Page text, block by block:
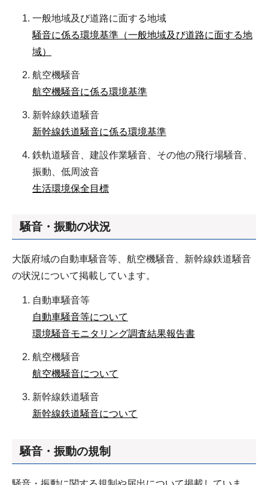
一般地域及び道路に面する地域
騒音に係る環境基準（一般地域及び道路に面する地
域）
航空機騒音
航空機騒音に係る環境基準
新幹線鉄道騒音
新幹線鉄道騒音に係る環境基準
鉄軌道騒音、建設作業騒音、その他の飛行場騒音、
振動、低周波音
生活環境保全目標
騒音・振動の状況
大阪府域の自動車騒音等、航空機騒音、新幹線鉄道騒音
の状況について掲載しています。
自動車騒音等
自動車騒音等について
環境騒音モニタリング調査結果報告書
航空機騒音
航空機騒音について
新幹線鉄道騒音
新幹線鉄道騒音について
騒音・振動の規制